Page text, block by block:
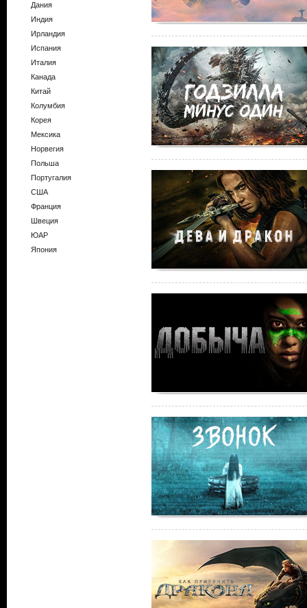
Дания
Индия
Ирландия
Испания
Италия
Канада
Китай
Колумбия
Корея
Мексика
Норвегия
Польша
Португалия
США
Франция
Швеция
ЮАР
Япония